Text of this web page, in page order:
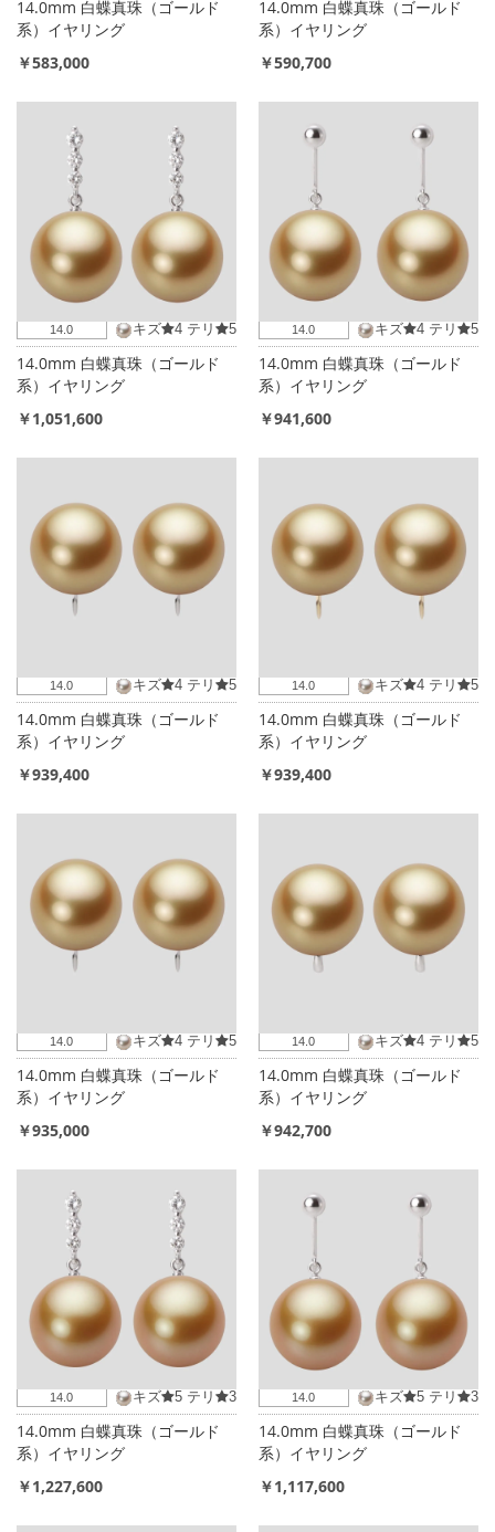
14.0mm 白蝶真珠（ゴールド
系）イヤリング
￥583,000
14.0mm 白蝶真珠（ゴールド
系）イヤリング
￥590,700
14.0 キズ 4 テリ 5
14.0mm 白蝶真珠（ゴールド
系）イヤリング
￥1,051,600
14.0 キズ 4 テリ 5
14.0mm 白蝶真珠（ゴールド
系）イヤリング
￥941,600
14.0 キズ 4 テリ 5
14.0mm 白蝶真珠（ゴールド
系）イヤリング
￥939,400
14.0 キズ 4 テリ 5
14.0mm 白蝶真珠（ゴールド
系）イヤリング
￥939,400
14.0 キズ 4 テリ 5
14.0mm 白蝶真珠（ゴールド
系）イヤリング
￥935,000
14.0 キズ 4 テリ 5
14.0mm 白蝶真珠（ゴールド
系）イヤリング
￥942,700
14.0 キズ 5 テリ 3
14.0mm 白蝶真珠（ゴールド
系）イヤリング
￥1,227,600
14.0 キズ 5 テリ 3
14.0mm 白蝶真珠（ゴールド
系）イヤリング
￥1,117,600